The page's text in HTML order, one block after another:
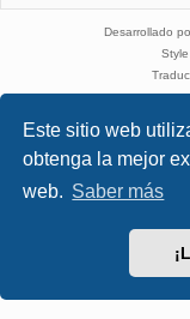
Este sitio web
obtenga la mejor
web. Saber más
Desarrollado